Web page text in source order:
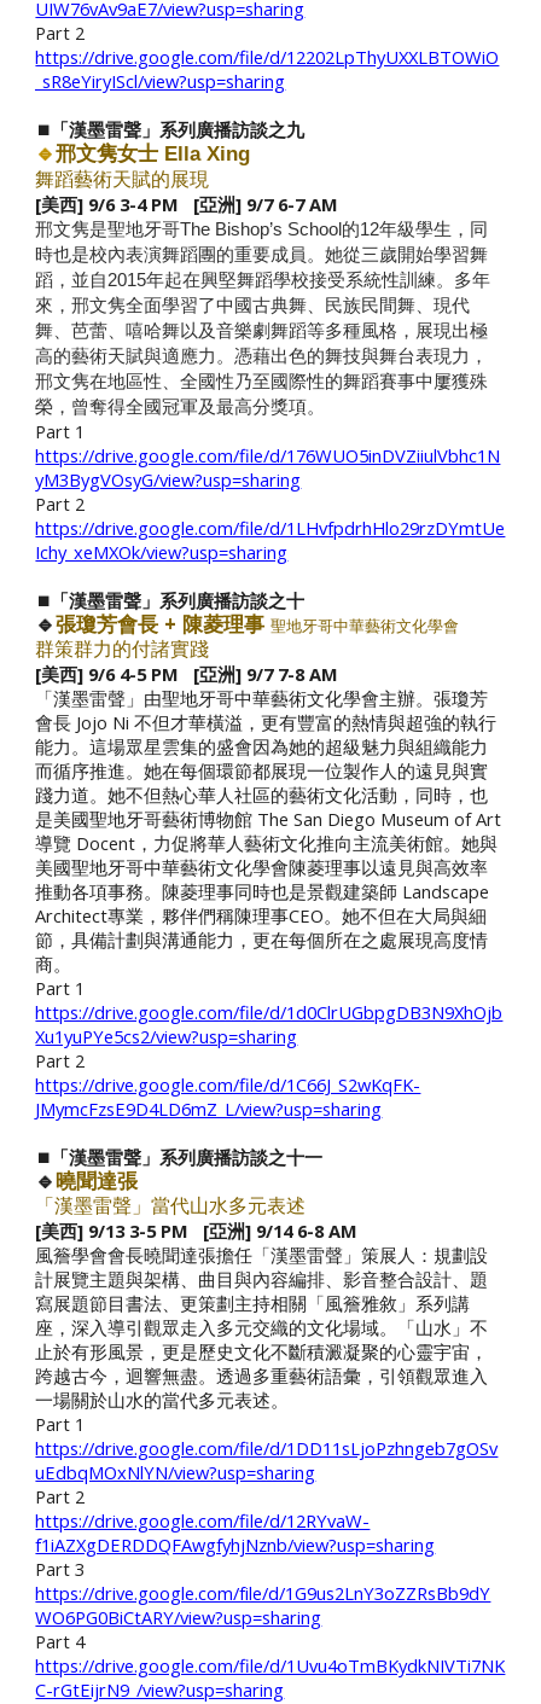
UIW76vAv9aE7/view?usp=sharing
Part 2
https://drive.google.com/file/d/12202LpThyUXXLBTOWiO
_sR8eYiryIScl/view?usp=sharing
⏹️「漢墨雷聲」系列廣播訪談之九
🔹邢文隽女士 Ella Xing
舞蹈藝術天賦的展現
[美西] 9/6 3-4PM [亞洲] 9/7 6-7AM
邢文隽是聖地牙哥The Bishop’s School的12年級學生，同
時也是校內表演舞蹈團的重要成員。她從三歲開始學習舞
蹈，並自2015年起在興堅舞蹈學校接受系統性訓練。多年
來，邢文隽全面學習了中國古典舞、民族民間舞、現代
舞、芭蕾、嘻哈舞以及音樂劇舞蹈等多種風格，展現出極
高的藝術天賦與適應力。憑藉出色的舞技與舞台表現力，
邢文隽在地區性、全國性乃至國際性的舞蹈賽事中屢獲殊
榮，曾奪得全國冠軍及最高分獎項。
Part 1
https://drive.google.com/file/d/176WUO5inDVZiiulVbhc1N
yM3BygVOsyG/view?usp=sharing
Part 2
https://drive.google.com/file/d/1LHvfpdrhHlo29rzDYmtUe
Ichy_xeMXOk/view?usp=sharing
⏹️「漢墨雷聲」系列廣播訪談之十
🔹張瓊芳會長 + 陳菱理事聖地牙哥中華藝術文化學會
群策群力的付諸實踐
[美西] 9/6 4-5 PM [亞洲] 9/7 7-8 AM
「漢墨雷聲」由聖地牙哥中華藝術文化學會主辦。張瓊芳
會長 Jojo Ni 不但才華橫溢，更有豐富的熱情與超強的執行
能力。這場眾星雲集的盛會因為她的超級魅力與組織能力
而循序推進。她在每個環節都展現一位製作人的遠見與實
踐力道。她不但熱心華人社區的藝術文化活動，同時，也
是美國聖地牙哥藝術博物館 The San Diego Museum of Art
導覽 Docent，力促將華人藝術文化推向主流美術館。她與
美國聖地牙哥中華藝術文化學會陳菱理事以遠見與高效率
推動各項事務。陳菱理事同時也是景觀建築師 Landscape
Architect專業，夥伴們稱陳理事CEO。她不但在大局與細
節，具備計劃與溝通能力，更在每個所在之處展現高度情
商。
Part 1
https://drive.google.com/file/d/1d0ClrUGbpgDB3N9XhOjb
Xu1yuPYe5cs2/view?usp=sharing
Part 2
https://drive.google.com/file/d/1C66J_S2wKqFK-
JMymcFzsE9D4LD6mZ_L/view?usp=sharing
⏹️「漢墨雷聲」系列廣播訪談之十一
🔹曉聞達張
「漢墨雷聲」當代山水多元表述
[美西] 9/13 3-5 PM [亞洲] 9/14 6-8 AM
風簷學會會長曉聞達張擔任「漢墨雷聲」策展人：規劃設
計展覽主題與架構、曲目與內容編排、影音整合設計、題
寫展題節目書法、更策劃主持相關「風簷雅敘」系列講
座，深入導引觀眾走入多元交織的文化場域。「山水」不
止於有形風景，更是歷史文化不斷積澱凝聚的心靈宇宙，
跨越古今，迴響無盡。透過多重藝術語彙，引領觀眾進入
一場關於山水的當代多元表述。
Part 1
https://drive.google.com/file/d/1DD11sLjoPzhngeb7gOSv
uEdbqMOxNlYN/view?usp=sharing
Part 2
https://drive.google.com/file/d/12RYvaW-
f1iAZXgDERDDQFAwgfyhjNznb/view?usp=sharing
Part3
https://drive.google.com/file/d/1G9us2LnY3oZZRsBb9dY
WO6PG0BiCtARY/view?usp=sharing
Part 4
https://drive.google.com/file/d/1Uvu4oTmBKydkNIVTi7NK
C-rGtEijrN9_/view?usp=sharing